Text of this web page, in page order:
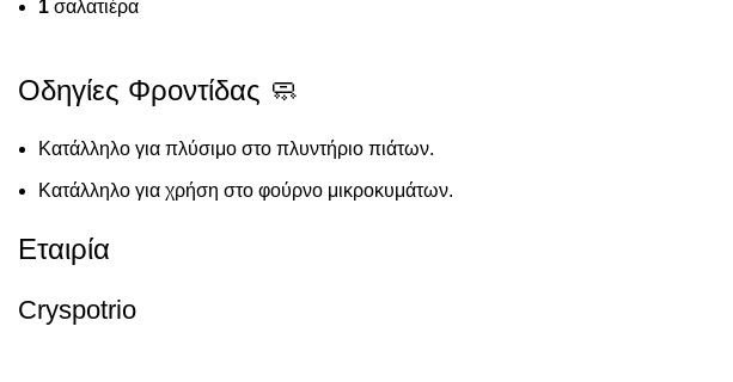
1 σαλατιέρα
Οδηγίες Φροντίδας 🧼
Κατάλληλο για πλύσιμο στο πλυντήριο πιάτων.
Κατάλληλο για χρήση στο φούρνο μικροκυμάτων.
Εταιρία
Cryspotrio